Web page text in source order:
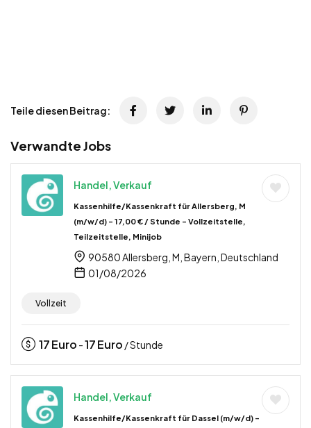
Teile diesen Beitrag:
Verwandte Jobs
Handel, Verkauf
Kassenhilfe/Kassenkraft für Allersberg, M
(m/w/d) – 17,00 € / Stunde – Vollzeitstelle,
Teilzeitstelle, Minijob
90580 Allersberg, M, Bayern, Deutschland
01/08/2026
Vollzeit
17Euro -17Euro / Stunde
Handel, Verkauf
Kassenhilfe/Kassenkraft für Dassel (m/w/d) –